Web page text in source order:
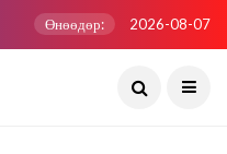
Өнөөдөр: 2026-08-07